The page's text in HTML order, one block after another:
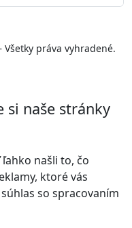
práva vyhradené.
si naše stránky
našli to, čo
ktoré vás
so spracovaním